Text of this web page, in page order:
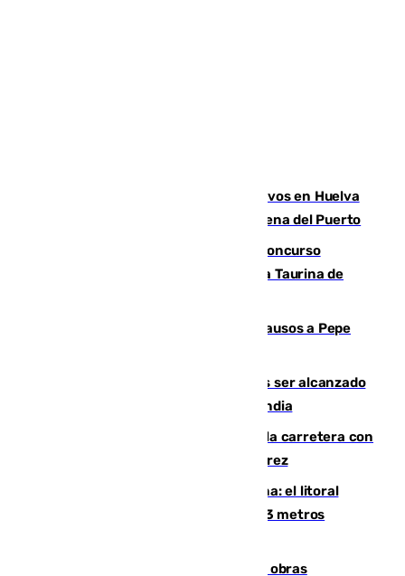
El Infoca mantiene más de 30 efectivos en Huelva
por el quinto incendio en 15 días en Lucena del Puerto
La adrenalina y las acrobacias del Concurso
Nacional de Recortadores abren la Feria Taurina de
Granada despide con lágrimas y aplausos a Pepe
Un futbolista de 24 años muere tras ser alcanzado
por un rayo durante un partido en Tailandia
Muere un conductor tras salirse de la carretera con
su turismo en la A-480 a la altura de Jerez
Julio supera a junio en basura marina: el litoral
occidental malagueño recoge más de 33 metros
El Cádiz se afila ante un Granada en obras